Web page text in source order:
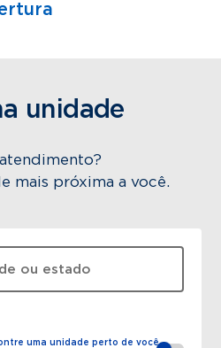
unidade
mais próxima a você.
uma unidade perto de você